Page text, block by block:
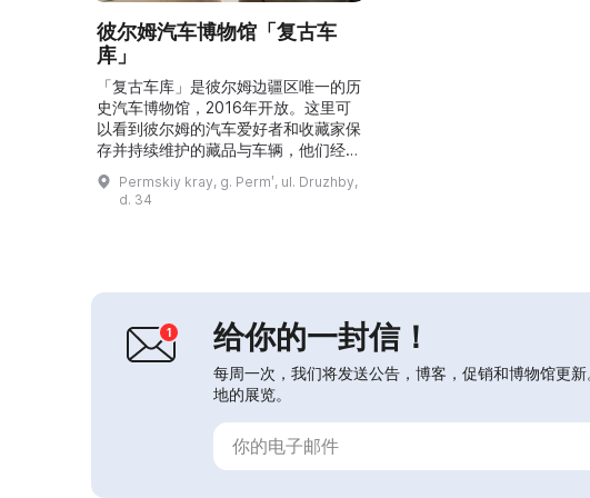
彼尔姆汽车博物馆「复古车
库」
「复古车库」是彼尔姆边疆区唯一的历
史汽车博物馆，2016年开放。这里可
以看到彼尔姆的汽车爱好者和收藏家保
存并持续维护的藏品与车辆，他们经常
参与全市及全区的各类活动。博物馆展
出23辆汽车，但整体藏品超过这一数
都会组织复古车巡游。除了汽车，馆藏
还包括苏联汽车的缩比例模...
Permskiy kray, g. Permʹ, ul. Druzhby,
d. 34
给你的一封信！
每周一次，我们将发送公告，博客，促销和博物馆更
地的展览。